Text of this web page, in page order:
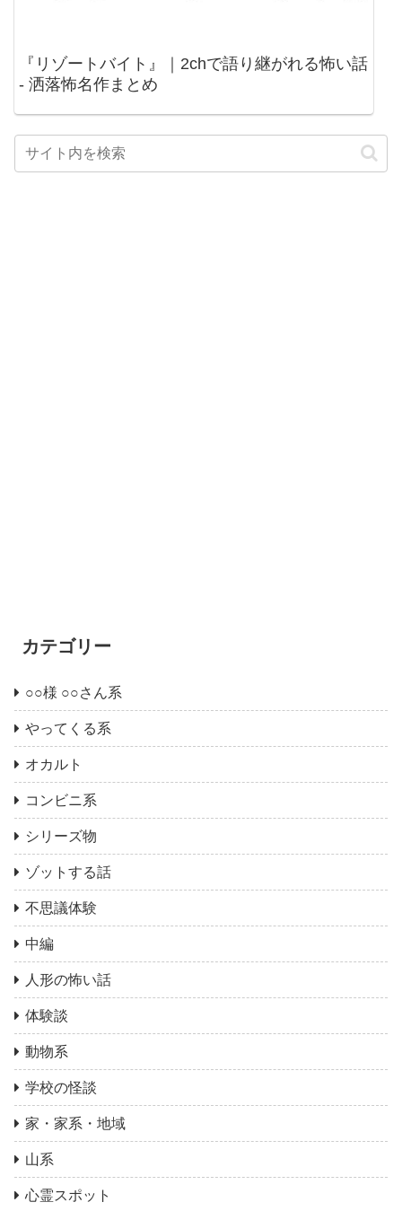
『リゾートバイト』｜2chで語り継がれる怖い話
- 洒落怖名作まとめ
カテゴリー
○○様 ○○さん系
やってくる系
オカルト
コンビニ系
シリーズ物
ゾットする話
不思議体験
中編
人形の怖い話
体験談
動物系
学校の怪談
家・家系・地域
山系
心霊スポット